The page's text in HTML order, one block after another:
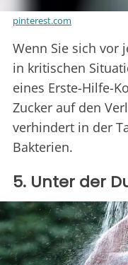
pinterest.com
Wenn Sie sich vor
in kritischen
eines Erste-Hilfe-
Zucker auf den
verhindert in der
Bakterien.
5. Unter der